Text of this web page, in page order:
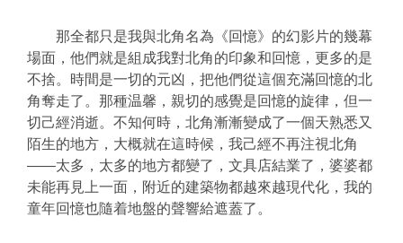
那全都只是我與北角名為《回憶》的幻影片的幾幕
場面，他們就是組成我對北角的印象和回憶，更多的是
不捨。時間是一切的元凶，把他們從這個充滿回憶的北
角奪走了。那種温馨，親切的感覺是回憶的旋律，但一
切己經消逝。不知何時，北角漸漸變成了一個天熟悉又
陌生的地方，大概就在這時候，我己經不再注視北角
——太多，太多的地方都變了，文具店結業了，婆婆都
未能再見上一面，附近的建築物都越來越現代化，我的
童年回憶也隨着地盤的聲響給遮蓋了。